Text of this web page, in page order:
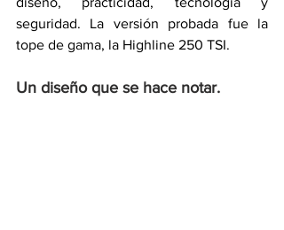
seguridad. La versión probada fue la
tope de gama, la Highline 250 TSI.
Un diseño que se hace notar.